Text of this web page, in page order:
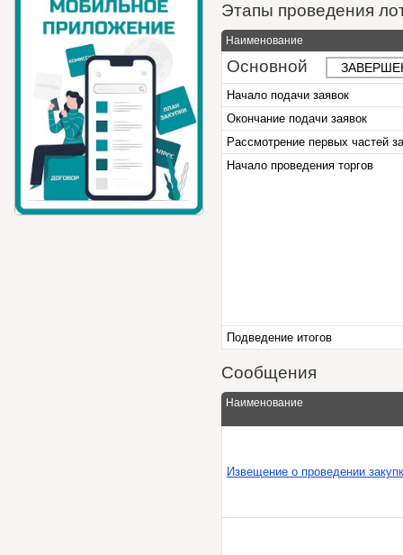
Этапы проведения
Наименование
Основной
Начало подачи заявок
Окончание подачи заявок
Рассмотрение первых частей
Начало проведения торгов
Подведение итогов
Сообщения
Наименование
Извещение о проведении